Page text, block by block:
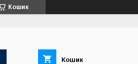
Кошик
Кошик